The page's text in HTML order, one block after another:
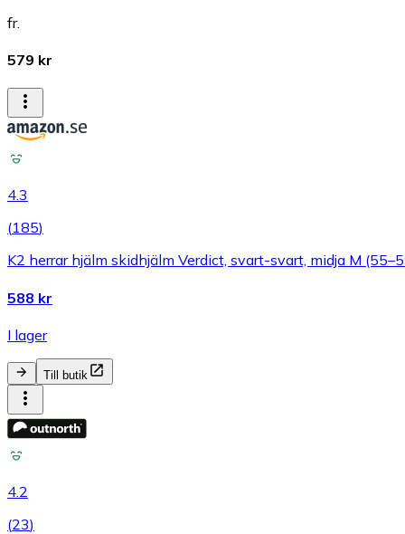
fr.
579 kr
4.3
(185)
K2 herrar hjälm skidhjälm Verdict, svart-svart, midja M
588 kr
I lager
Till butik
4.2
(23)